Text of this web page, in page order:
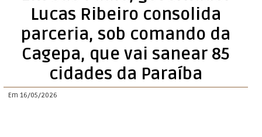
Lucas Ribeiro consolida
parceria, sob comando da
Cagepa, que vai sanear 85
cidades da Paraíba
Em 16/05/2026